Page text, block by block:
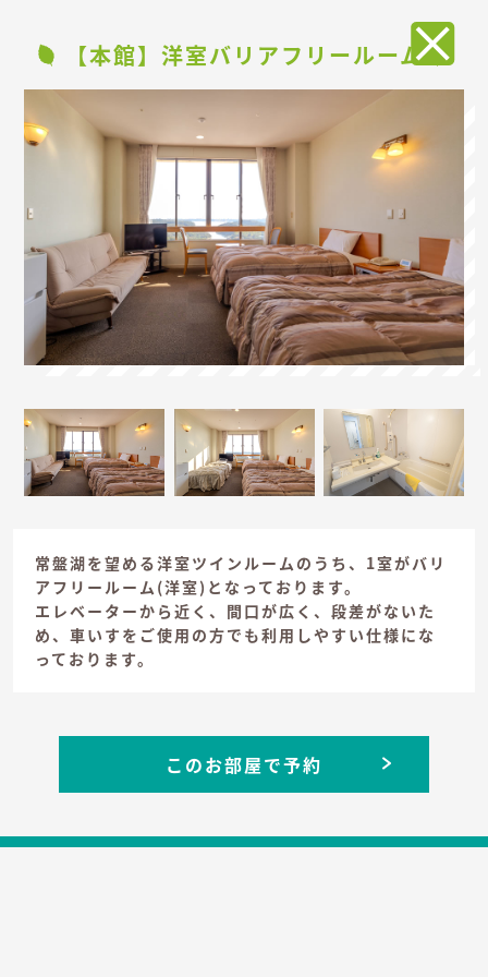
【本館】洋室バリアフリールーム
常盤湖を望める洋室ツインルームのうち、1室がバリ
アフリールーム(洋室)となっております。
エレベーターから近く、間口が広く、段差がないた
め、車いすをご使用の方でも利用しやすい仕様にな
っております。
このお部屋で予約